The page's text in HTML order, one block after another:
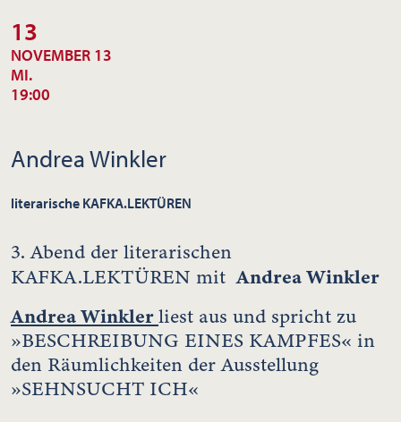
13
NOVEMBER 13
MI.
19:00
Andrea Winkler
literarische KAFKA.LEKTÜREN
3. Abend der literarischen
KAFKA.LEKTÜREN mitAndrea Winkler
Andrea Winklerliest aus und spricht zu
»BESCHREIBUNG EINES KAMPFES« in
den Räumlichkeiten der Ausstellung
»SEHNSUCHT ICH«